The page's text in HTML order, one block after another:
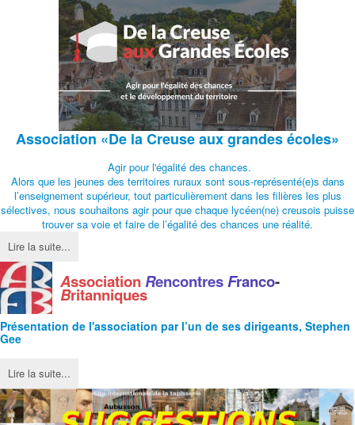
Association «De la Creuse aux grandes écoles»
Agir pour l'égalité des chances.
Alors que les jeunes des territoires ruraux sont sous-représenté(e)s dans
l’enseignement supérieur, tout particulièrement dans les filières les plus
sélectives, nous souhaitons agir pour que chaque lycéen(ne) creusois puisse
trouver sa voie et faire de l’égalité des chances une réalité.
Lire la suite...
AssociationRencontresFranco-
Britanniques
Présentation de l'association par l’un de ses dirigeants, Stephen
Gee
Lire la suite...